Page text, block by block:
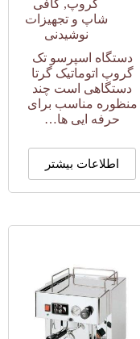
گروپ, کافی
شاپ و تجهیزات
نوشیدنی
دستگاه اسپرسو تک
گروپ اتوماتیک گرتا
دستگاهی است چند
منظوره مناسب برای
حرفه ایی ها…
اطلاعات بیشتر